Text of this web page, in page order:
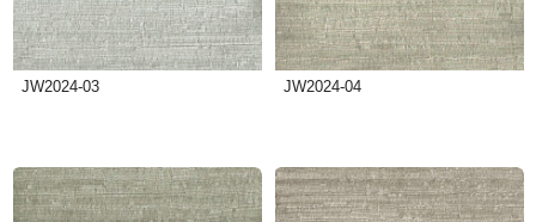
JW2024-03 JW2024-04